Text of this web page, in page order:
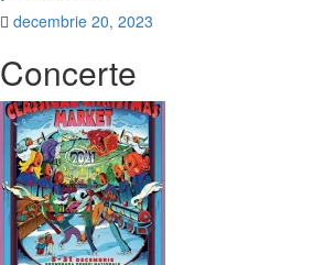
decembrie 20, 2023
Concerte